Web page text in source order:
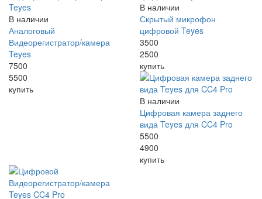
В наличии
Аналоговый
Видеорегистратор/камера
Teyes
7500
5500
купить
В наличии
Скрытый микрофон
цифровой Teyes
3500
2500
купить
В наличии
Цифровая камера заднего
вида Teyes для CC4 Pro
5500
4900
купить